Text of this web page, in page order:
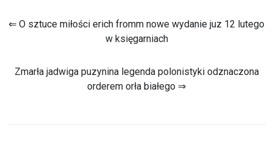
⇐ O sztuce miłości erich fromm nowe wydanie juz 12 lutego
w księgarniach
Zmarła jadwiga puzynina legenda polonistyki odznaczona
orderem orła białego ⇒